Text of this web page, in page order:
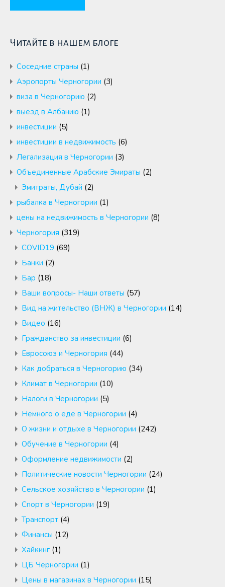
Читайте в нашем блоге
Cоседние страны (1)
Аэропорты Черногории (3)
виза в Черногорию (2)
выезд в Албанию (1)
инвестиции (5)
инвестиции в недвижимость (6)
Легализация в Черногории (3)
Объединенные Арабские Эмираты (2)
Эмитраты, Дубай (2)
рыбалка в Черногории (1)
цены на недвижимость в Черногории (8)
Черногория (319)
COVID19 (69)
Банки (2)
Бар (18)
Ваши вопросы- Наши ответы (57)
Вид на жительство (ВНЖ) в Черногории (14)
Видео (16)
Гражданство за инвестиции (6)
Евросоюз и Черногория (44)
Как добраться в Черногорию (34)
Климат в Черногории (10)
Налоги в Черногории (5)
Немного о еде в Черногории (4)
О жизни и отдыхе в Черногории (242)
Обучение в Черногории (4)
Оформление недвижимости (2)
Политические новости Черногории (24)
Сельское хозяйство в Черногории (1)
Спорт в Черногории (19)
Транспорт (4)
Финансы (12)
Хайкинг (1)
ЦБ Черногории (1)
Цены в магазинах в Черногории (15)